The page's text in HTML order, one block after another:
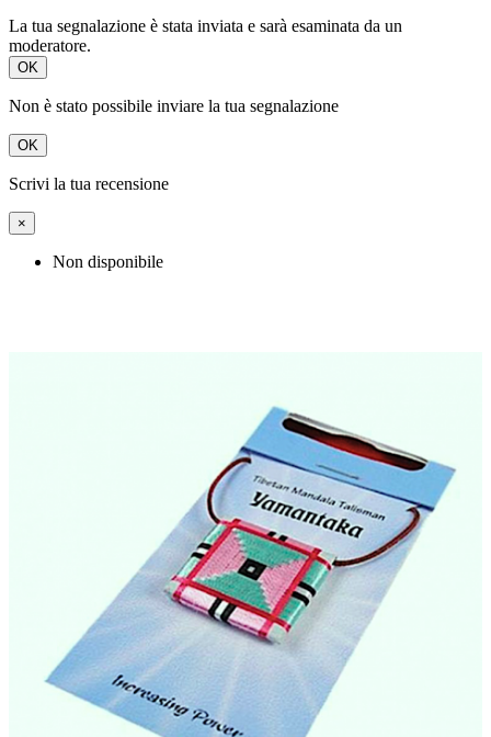
La tua segnalazione è stata inviata e sarà esaminata da un
moderatore.
OK
Non è stato possibile inviare la tua segnalazione
OK
Scrivi la tua recensione
×
Non disponibile